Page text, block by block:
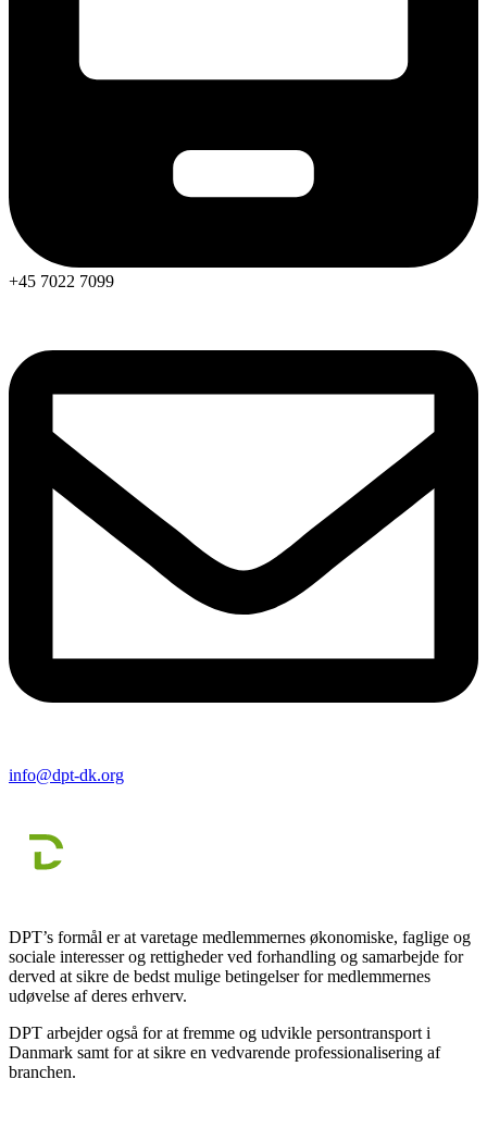
+45 7022 7099
info@dpt-dk.org
DPT’s formål er at varetage medlemmernes økonomiske, faglige og
sociale interesser og rettigheder ved forhandling og samarbejde for
derved at sikre de bedst mulige betingelser for medlemmernes
udøvelse af deres erhverv.
DPT arbejder også for at fremme og udvikle persontransport i
Danmark samt for at sikre en vedvarende professionalisering af
branchen.